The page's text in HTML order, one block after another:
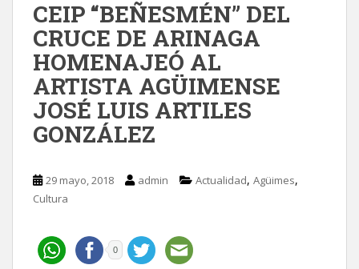
CEIP “BEÑESMÉN” DEL
CRUCE DE ARINAGA
HOMENAJEÓ AL
ARTISTA AGÜIMENSE
JOSÉ LUIS ARTILES
GONZÁLEZ
29 mayo, 2018 admin Actualidad, Agüimes,
Cultura
0